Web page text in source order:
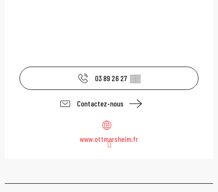
03 89 26 27 ▒▒
Contactez-nous
www.ottmarsheim.fr